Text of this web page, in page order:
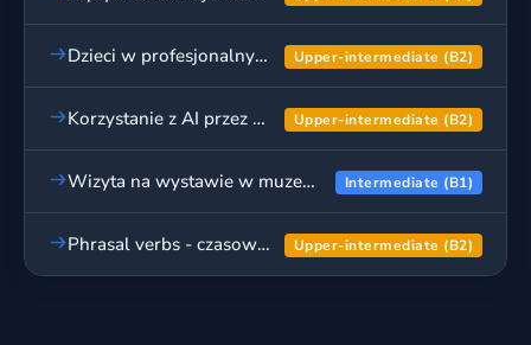
Dzieci w profesjonalnych szkółkach sportowych - rozprawka Upper-intermediate (B2)
Korzystanie z AI przez uczniów do prac domowych - rozprawka Upper-intermediate (B2)
Wizyta na wystawie w muzeum lub galerii sztuki - wpis na blogu Intermediate (B1)
Phrasal verbs - czasowniki frazowe, cz. 2 Upper-intermediate (B2)